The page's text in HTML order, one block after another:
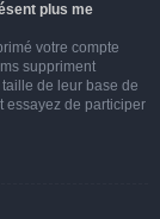
plus me
votre compte
suppriment
de leur base de
essayez de participer